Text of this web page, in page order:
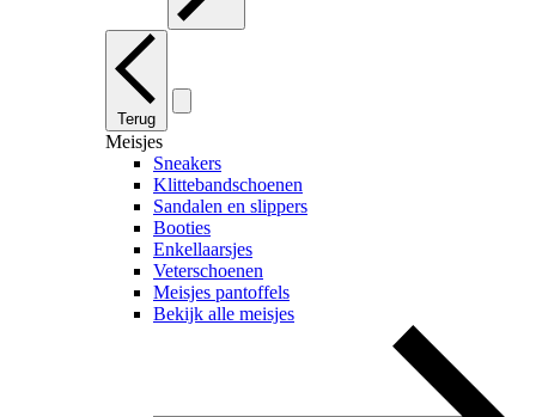
Terug
Meisjes
Sneakers
Klittebandschoenen
Sandalen en slippers
Booties
Enkellaarsjes
Veterschoenen
Meisjes pantoffels
Bekijk alle meisjes